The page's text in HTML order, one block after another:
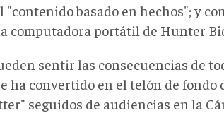
"contenido basado en hechos"; y
computadora portátil de Hunter
sentir las consecuencias de
ha convertido en el telón de fondo
seguidos de audiencias en la